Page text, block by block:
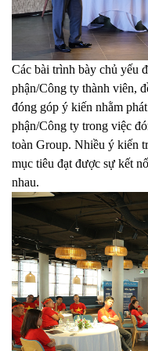
Các bài trình bày chủ yếu
phận/Công ty thành viên,
đóng góp ý kiến nhằm
phận/Công ty trong việc
toàn Group. Nhiều ý kiến
mục tiêu đạt được sự kết
nhau.